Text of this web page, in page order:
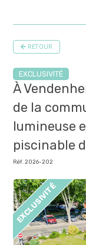
RETOUR
EXCLUSIVITÉ
À
de la
lumineuse
piscinable
Réf. 2026-202
EXCLUSIVITÉ